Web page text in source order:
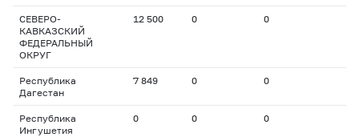
СЕВЕРО-
КАВКАЗСКИЙ
ФЕДЕРАЛЬНЫЙ
ОКРУГ
12 500 0 0
Республика
Дагестан
7 849 0 0
Республика
Ингушетия
0 0 0